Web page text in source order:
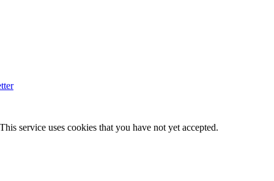
service uses cookies that you have not yet accepted.